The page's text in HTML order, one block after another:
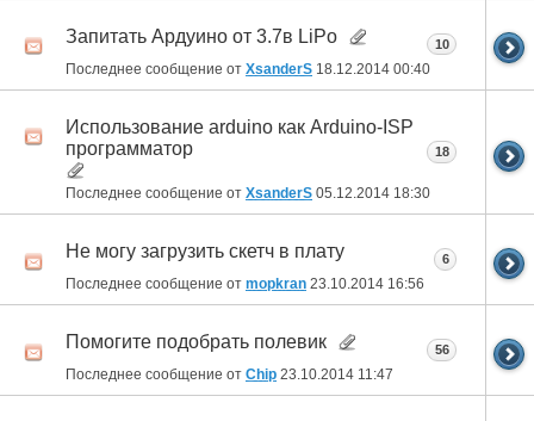
Запитать Ардуино от 3.7в LiPo
Последнее сообщение от XsanderS 18.12.2014 00:40
10
Использование arduino как Arduino-ISP
программатор
Последнее сообщение от XsanderS 05.12.2014 18:30
18
Не могу загрузить скетч в плату
Последнее сообщение от mopkran 23.10.2014 16:56
6
Помогите подобрать полевик
Последнее сообщение от Chip 23.10.2014 11:47
56